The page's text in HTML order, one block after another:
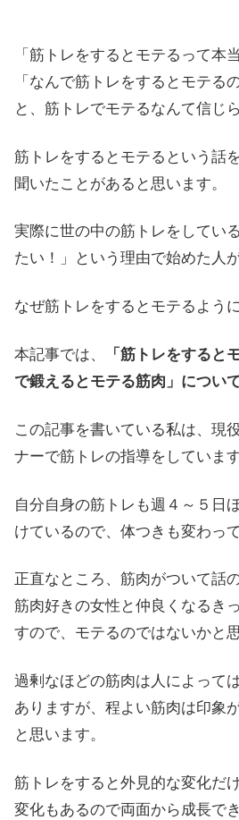
「筋トレをするとモテるって本当
「なんで筋トレをするとモテるの
と、筋トレでモテるなんて信じ
筋トレをするとモテるという話
聞いたことがあると思います。
実際に世の中の筋トレをしてい
たい！」という理由で始めた人
なぜ筋トレをするとモテるよう
本記事では、
「筋トレをすると
で鍛えるとモテる筋肉」につい
この記事を書いている私は、現
ナーで筋トレの指導をしています
自分自身の筋トレも週４～５日
けているので、体つきも変わっ
正直なところ、筋肉がついて話
筋肉好きの女性と仲良くなるき
すので、モテるのではないかと思
過剰なほどの筋肉は人によって
ありますが、程よい筋肉は印象
と思います。
筋トレをすると外見的な変化だ
変化もあるので両面から成長で